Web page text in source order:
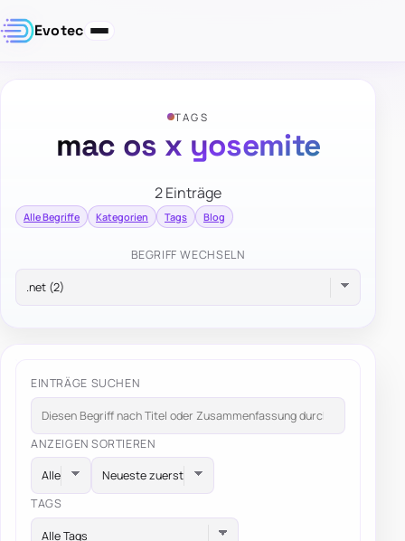
Evotec
TAGS
mac os x yosemite
2 Einträge
Alle Begriffe Kategorien Tags Blog
BEGRIFF WECHSELN
EINTRÄGE SUCHEN
ANZEIGEN SORTIEREN
TAGS
Alle Tags